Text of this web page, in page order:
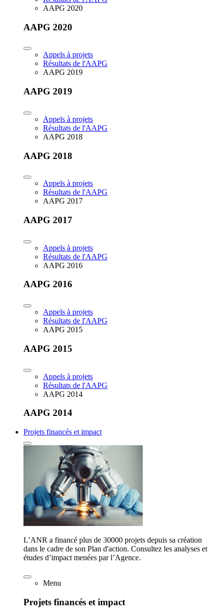
AAPG 2020
AAPG 2020
Appels à projets
Résultats de l'AAPG
AAPG 2019
AAPG 2019
Appels à projets
Résultats de l'AAPG
AAPG 2018
AAPG 2018
Appels à projets
Résultats de l'AAPG
AAPG 2017
AAPG 2017
Appels à projets
Résultats de l'AAPG
AAPG 2016
AAPG 2016
Appels à projets
Résultats de l'AAPG
AAPG 2015
AAPG 2015
Appels à projets
Résultats de l'AAPG
AAPG 2014
AAPG 2014
Projets financés et impact
L’ANR a financé plus de 30000 projets depuis sa création
dans le cadre de son Plan d'action. Consultez les analyses et
études d’impact menées par l’Agence.
Menu
Projets financés et impact